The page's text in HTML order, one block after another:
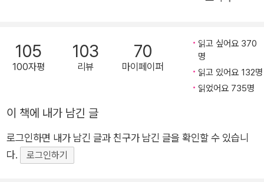
경을 숨기지 않았고, 줄리언 반스는 그를 ‘우리 시대에서 가장 세
련된 작가’라고 언급했으며, 필립 로스는 그에 대해 ‘적어도 나에
게 그는 현대 유럽에서 가장 위대한 소설가다’라고 극찬을 하기도
프루스트다. 아니, 차라리 프루스트가 프랑스의 흐라발이라 하는
게 옳을 것이다’라고 썼을 정도로 그에 대한 찬사를 아끼지 않았
다. 『너무 시끄러운 고독』은 흐라발 본인이 ‘나는 이 작품을 쓰기
105
100자평
103
리뷰
70
마이페이퍼
읽고 싶어요 370
명
읽고 있어요 132명
읽었어요 735명
이 책에 내가 남긴 글
로그인하면 내가 남긴 글과 친구가 남긴 글을 확인할 수 있습니
다.
로그인하기